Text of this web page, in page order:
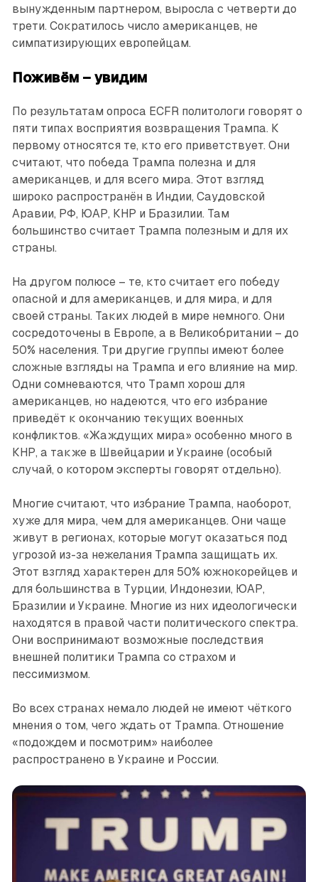
вынужденным партнером, выросла с четверти до
трети. Сократилось число американцев, не
симпатизирующих европейцам.
Поживём – увидим
По результатам опроса ECFR политологи говорят о
пяти типах восприятия возвращения Трампа. К
первому относятся те, кто его приветствует. Они
считают, что победа Трампа полезна и для
американцев, и для всего мира. Этот взгляд
широко распространён в Индии, Саудовской
Аравии, РФ, ЮАР, КНР и Бразилии. Там
большинство считает Трампа полезным и для их
страны.
На другом полюсе – те, кто считает его победу
опасной и для американцев, и для мира, и для
своей страны. Таких людей в мире немного. Они
сосредоточены в Европе, а в Великобритании – до
50% населения. Три другие группы имеют более
сложные взгляды на Трампа и его влияние на мир.
Одни сомневаются, что Трамп хорош для
американцев, но надеются, что его избрание
приведёт к окончанию текущих военных
конфликтов. «Жаждущих мира» особенно много в
КНР, а также в Швейцарии и Украине (особый
случай, о котором эксперты говорят отдельно).
Многие считают, что избрание Трампа, наоборот,
хуже для мира, чем для американцев. Они чаще
живут в регионах, которые могут оказаться под
угрозой из-за нежелания Трампа защищать их.
Этот взгляд характерен для 50% южнокорейцев и
для большинства в Турции, Индонезии, ЮАР,
Бразилии и Украине. Многие из них идеологически
находятся в правой части политического спектра.
Они воспринимают возможные последствия
внешней политики Трампа со страхом и
пессимизмом.
Во всех странах немало людей не имеют чёткого
мнения о том, чего ждать от Трампа. Отношение
«подождем и посмотрим» наиболее
распространено в Украине и России.